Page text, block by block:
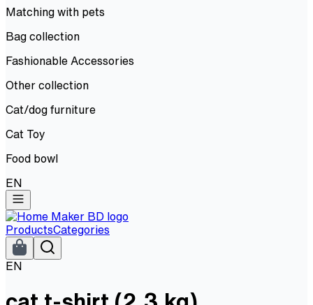
Matching with pets
Bag collection
Fashionable Accessories
Other collection
Cat/dog furniture
Cat Toy
Food bowl
EN
ProductsCategories
EN